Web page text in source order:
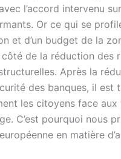
l’accord intervenu
Or ce qui se
et d’un budget de la
de la réduction des
Après la
des banques, il est
les citoyens face aux
C’est pourquoi nous
en matière